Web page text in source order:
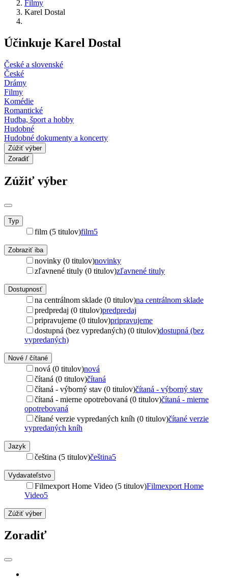
Filmy
Karel Dostal
Účinkuje Karel Dostal
České a slovenské
České
Drámy
Filmy
Komédie
Romantické
Hudba, šport a hobby
Hudobné
Hudobné dokumenty a koncerty
Zúžiť výber
Zoradiť
Zúžiť výber
Typ
film (5 titulov)film5
Zobraziť iba
novinky (0 titulov)novinky
zľavnené tituly (0 titulov)zľavnené tituly
Dostupnosť
na centrálnom sklade (0 titulov)na centrálnom sklade
predpredaj (0 titulov)predpredaj
pripravujeme (0 titulov)pripravujeme
dostupná (bez vypredaných) (0 titulov)dostupná (bez
vypredaných)
Nové / čítané
nová (0 titulov)nová
čítaná (0 titulov)čítaná
čítaná - výborný stav (0 titulov)čítaná - výborný stav
čítaná - mierne opotrebovaná (0 titulov)čítaná - mierne
opotrebovaná
čítané verzie vypredaných kníh (0 titulov)čítané verzie
vypredaných kníh
Jazyk
čeština (5 titulov)čeština5
Vydavateľstvo
Filmexport Home Video (5 titulov)Filmexport Home
Video5
Zúžiť výber
Zoradiť